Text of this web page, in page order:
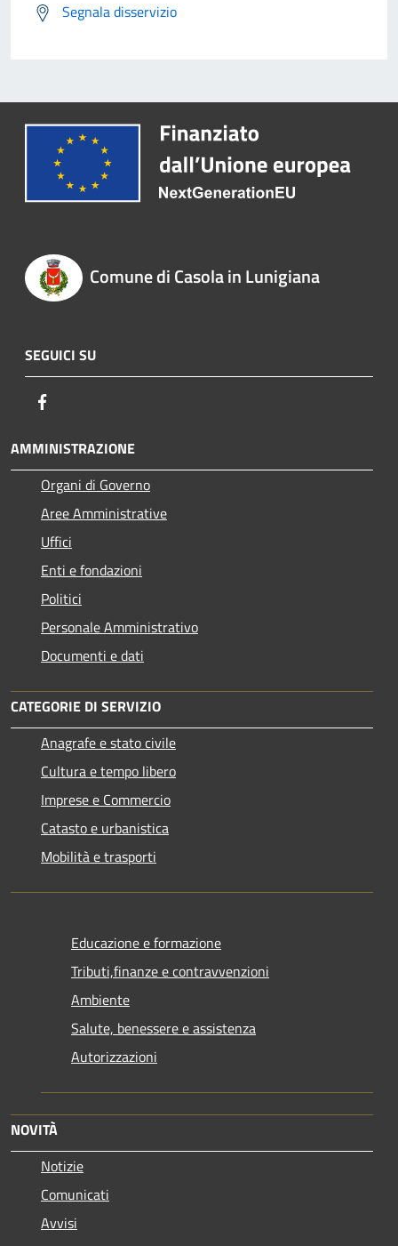
Segnala disservizio
Comune di Casola in Lunigiana
SEGUICI SU
AMMINISTRAZIONE
Organi di Governo
Aree Amministrative
Uffici
Enti e fondazioni
Politici
Personale Amministrativo
Documenti e dati
CATEGORIE DI SERVIZIO
Anagrafe e stato civile
Cultura e tempo libero
Imprese e Commercio
Catasto e urbanistica
Mobilità e trasporti
Educazione e formazione
Tributi,finanze e contravvenzioni
Ambiente
Salute, benessere e assistenza
Autorizzazioni
NOVITÀ
Notizie
Comunicati
Avvisi